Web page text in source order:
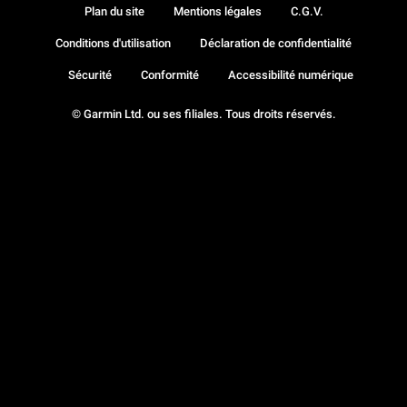
© Garmin Ltd. ou ses filiales. Tous droits réservés.
Plan du site Mentions légales C.G.V.
Conditions d'utilisation Déclaration de confidentialité
Sécurité Conformité Accessibilité numérique